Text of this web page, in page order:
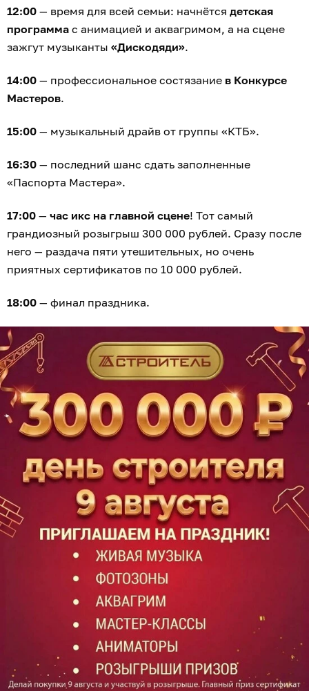
12:00 — время для всей семьи: начнётся детская
программа с анимацией и аквагримом, а на сцене
зажгут музыканты «Дискодяди».
14:00 — профессиональное состязание в Конкурсе
Мастеров.
15:00 — музыкальный драйв от группы «КТБ».
16:30 — последний шанс сдать заполненные
«Паспорта Мастера».
17:00 — час икс на главной сцене! Тот самый
грандиозный розыгрыш 300 000 рублей. Сразу после
него — раздача пяти утешительных, но очень
приятных сертификатов по 10 000 рублей.
18:00 — финал праздника.